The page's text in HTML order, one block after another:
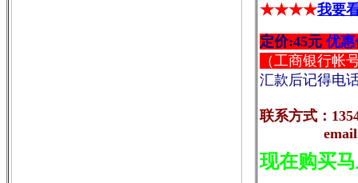
★★★★我要
定价:45元 优惠
（工商银行帐
汇款后记得电
联系方式：
现在购买